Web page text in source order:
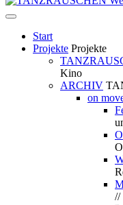
Start
Projekte Projekte
Kino
ARCHIV
on
//